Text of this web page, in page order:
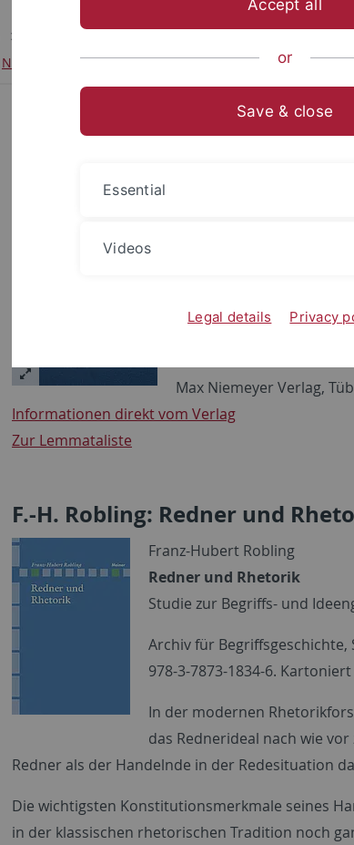
Neuere Publikationen
Das Alphabet ist
Redaktion: Gregor
Max Niemeyer Verlag,
Informationen direkt vom Verlag
Zur Lemmataliste
F.-H. Robling: Redner und
Franz-Hubert Robling
Redner und Rhetorik
Studie zur Begriffs- und
Archiv für Begriffsgeschichte,
978-3-7873-1834-6.
In der modernen
das Rednerideal nach wie
Redner als der Handelnde in der Redesituation
Die wichtigsten Konstitutionsmerkmale seines
in der klassischen rhetorischen Tradition noch
Accept all
or
Save & close
Essential
Videos
Legal details Privacy